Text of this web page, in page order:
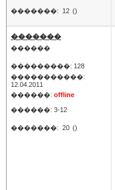
�������: 12 ()
�������
������
���������: 128
�����������:
12.04.2011
������: offline
������: 3-12
�������: 20 ()